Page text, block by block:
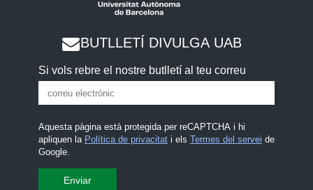
BUTLLETÍ DIVULGA UAB
Si vols rebre el nostre butlletí al teu correu
Aquesta pàgina està protegida per reCAPTCHA i hi
apliquen la Política de privacitati els Termes del servei de
Google.